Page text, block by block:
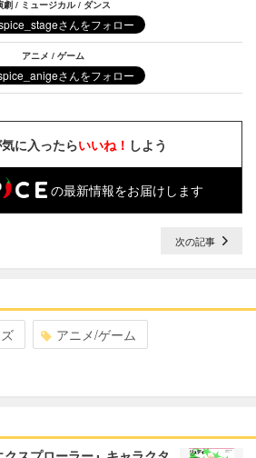
劇 / ミュージカル / ダンス
アニメ / ゲーム
に入ったらいいね！ しよう
の最新情報をお届けします
次の記事
アニメ/ゲーム